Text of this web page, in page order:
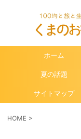
ホーム
夏の話題
サイトマップ
HOME >